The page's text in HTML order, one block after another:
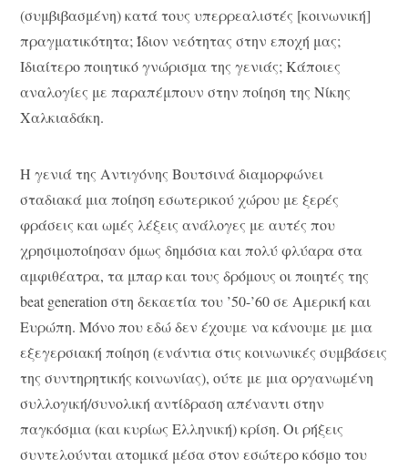
(συμβιβασμένη) κατά τους υπερρεαλιστές [κοινωνική]
πραγματικότητα; Ίδιον νεότητας στην εποχή μας;
Ιδιαίτερο ποιητικό γνώρισμα της γενιάς; Κάποιες
αναλογίες με παραπέμπουν στην ποίηση της Νίκης
Χαλκιαδάκη.
Η γενιά της Αντιγόνης Βουτσινά διαμορφώνει
σταδιακά μια ποίηση εσωτερικού χώρου με ξερές
φράσεις και ωμές λέξεις ανάλογες με αυτές που
χρησιμοποίησαν όμως δημόσια και πολύ φλύαρα στα
αμφιθέατρα, τα μπαρ και τους δρόμους οι ποιητές της
beat generation στη δεκαετία του ’50-’60 σε Αμερική και
Ευρώπη. Μόνο που εδώ δεν έχουμε να κάνουμε με μια
εξεγερσιακή ποίηση (ενάντια στις κοινωνικές συμβάσεις
της συντηρητικής κοινωνίας), ούτε με μια οργανωμένη
συλλογική/συνολική αντίδραση απέναντι στην
παγκόσμια (και κυρίως Ελληνική) κρίση. Οι ρήξεις
συντελούνται ατομικά μέσα στον εσώτερο κόσμο του